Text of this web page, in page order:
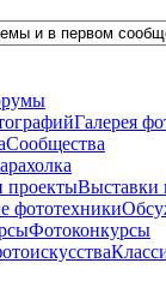
Галерея
Сообщества
Выставки
Фотоконкурсы